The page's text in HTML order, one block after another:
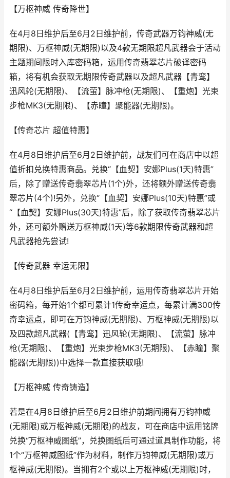
【万枢神威 传奇降世】
在4月8日维护后至6月2日维护前，传奇武器万钧神威(无
期限)、万枢神威(无期限)以及4款无期限超凡武器会于活动
主题期间限时入库密码箱，运用传奇翡翠芯片破译密码
箱，将有机会获取无期限传奇武器以及超凡武器【青鸾】
迅风轮(无期限)、【流萤】脉冲枪(无期限)、【重炮】光束
步枪MK3(无期限)、【赤瞳】聚能器(无期限)。
【传奇芯片 超值特惠】
在4月8日维护后至6月2日维护前，战友们可在商店中以超
值折扣兑换特惠商品。兑换“【血契】安娜Plus(1天)特惠”
后，除了赠送传奇翡翠芯片(1个)外，还将额外赠送传奇翡
翠芯片(4个)!另外，兑换“【血契】安娜Plus(10天)特惠”或
“【血契】安娜Plus(30天)特惠”后，除了获取传奇翡翠芯片
外，还可额外赠送万枢神威(1天)等6款期限传奇武器和超
凡武器抢先尝试!
【传奇武器 幸运无限】
在4月8日维护后至6月2日维护前，运用传奇翡翠芯片开始
密码箱，每开始1个都可累计1传奇幸运点，每累计满300传
奇幸运点，即可在万钧神威(无期限)、万枢神威(无期限)以
及四款超凡武器(【青鸾】迅风轮(无期限)、【流萤】脉冲
枪(无期限)、【重炮】光束步枪MK3(无期限)、【赤瞳】聚
能器(无期限))中选择一款直接获取哦!
【万枢神威 传奇铸造】
若是在4月8日维护后至6月2日维护前期间拥有万钧神威
(无期限)或万枢神威(无期限)的战友，可在商店中运用铭牌
兑换“万枢神威图纸”，兑换图纸后可通过道具制作功能，将
1个“万枢神威图纸”作为材料，制作万钧神威(无期限)或万
枢神威(无期限)。当拥有2个或以上万枢神威(无期限)时，